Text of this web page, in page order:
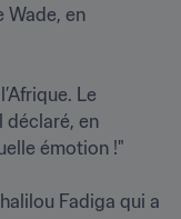
Wade, en
Le
déclaré, en
émotion !"
Fadiga qui a